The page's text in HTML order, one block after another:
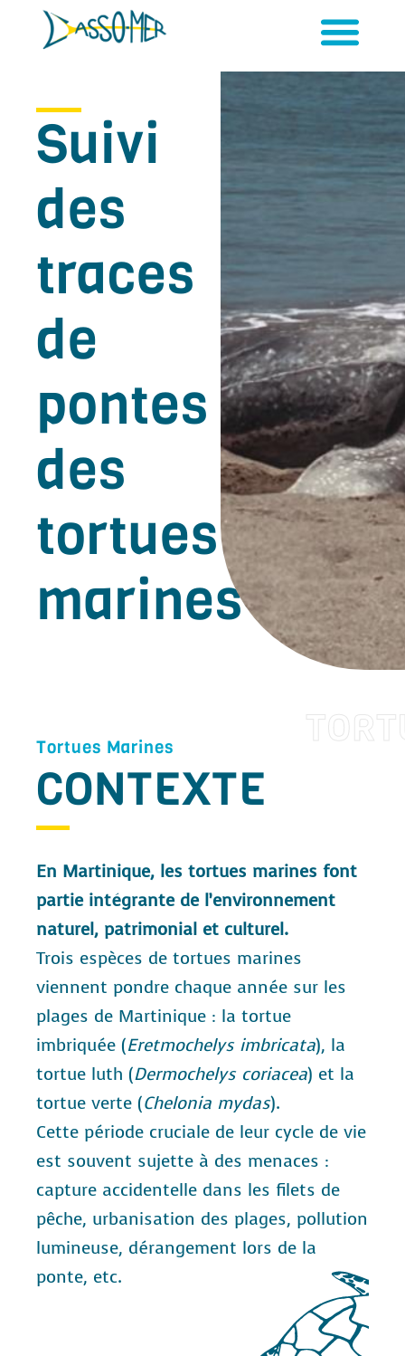
Suivi
des
traces
de
pontes
des
tortues
marines
Tortues Marines
CONTEXTE
En Martinique, les tortues marines font
partie intégrante de l’environnement
naturel, patrimonial et culturel.
Trois espèces de tortues marines
viennent pondre chaque année sur les
plages de Martinique : la tortue
imbriquée (Eretmochelys imbricata), la
tortue luth (Dermochelys coriacea) et la
tortue verte (Chelonia mydas).
Cette période cruciale de leur cycle de vie
est souvent sujette à des menaces :
capture accidentelle dans les filets de
pêche, urbanisation des plages, pollution
lumineuse, dérangement lors de la
ponte, etc.